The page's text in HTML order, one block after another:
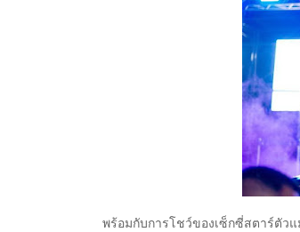
พร้อมกับการโชว์ของเซ็กซี่สตาร์ตัวแม่